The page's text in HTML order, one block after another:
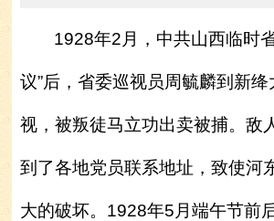
1928年2月，中共山西临时
议”后，省委巡视员周毓麟到新绛
视，被叛徒马立功出卖被捕。敌
到了各地党员联系地址，致使河
大的破坏。1928年5月端午节前